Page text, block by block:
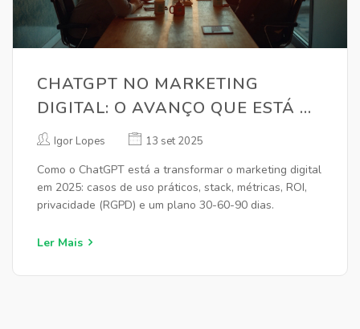
CHATGPT NO MARKETING
DIGITAL: O AVANÇO QUE ESTÁ A
MUDAR O JOGO EM 2025
Igor Lopes 13 set 2025
Como o ChatGPT está a transformar o marketing digital
em 2025: casos de uso práticos, stack, métricas, ROI,
privacidade (RGPD) e um plano 30-60-90 dias.
Ler Mais